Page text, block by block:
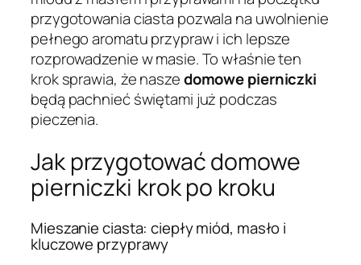
przygotowania ciasta pozwala na uwolnienie
pełnego aromatu przypraw i ich lepsze
rozprowadzenie w masie. To właśnie ten
krok sprawia, że naszedomowe pierniczki
będą pachnieć świętami już podczas
pieczenia.
Jak przygotować domowe
pierniczki krok po kroku
Mieszanie ciasta: ciepły miód, masło i
kluczowe przyprawy